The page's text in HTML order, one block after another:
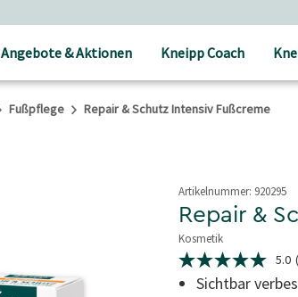
Angebote & Aktionen Kneipp Coach
Fußpflege Repair & Schutz Intensiv Fußcreme
Artikelnummer: 920295
Repair &
Kosmetik
3,6 von 5 Sternen
5.0
von
5.0
Sichtbar